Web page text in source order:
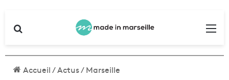
Accueil/Actus/Marseille